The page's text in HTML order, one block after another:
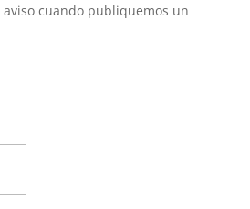
cuando publiquemos un